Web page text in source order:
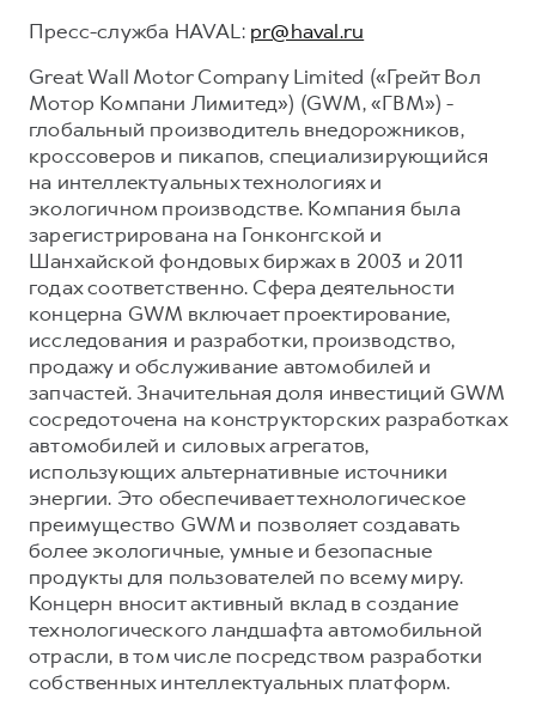
Пресс-служба HAVAL: pr@haval.ru
Great Wall Motor Company Limited («Грейт Вол
Мотор Компани Лимитед») (GWM, «ГВМ») -
глобальный производитель внедорожников,
кроссоверов и пикапов, специализирующийся
на интеллектуальных технологиях и
экологичном производстве. Компания была
зарегистрирована на Гонконгской и
Шанхайской фондовых биржах в 2003 и 2011
годах соответственно. Сфера деятельности
концерна GWM включает проектирование,
исследования и разработки, производство,
продажу и обслуживание автомобилей и
запчастей. Значительная доля инвестиций GWM
сосредоточена на конструкторских разработках
автомобилей и силовых агрегатов,
использующих альтернативные источники
энергии. Это обеспечивает технологическое
преимущество GWM и позволяет создавать
более экологичные, умные и безопасные
продукты для пользователей по всему миру.
Концерн вносит активный вклад в создание
технологического ландшафта автомобильной
отрасли, в том числе посредством разработки
собственных интеллектуальных платформ.